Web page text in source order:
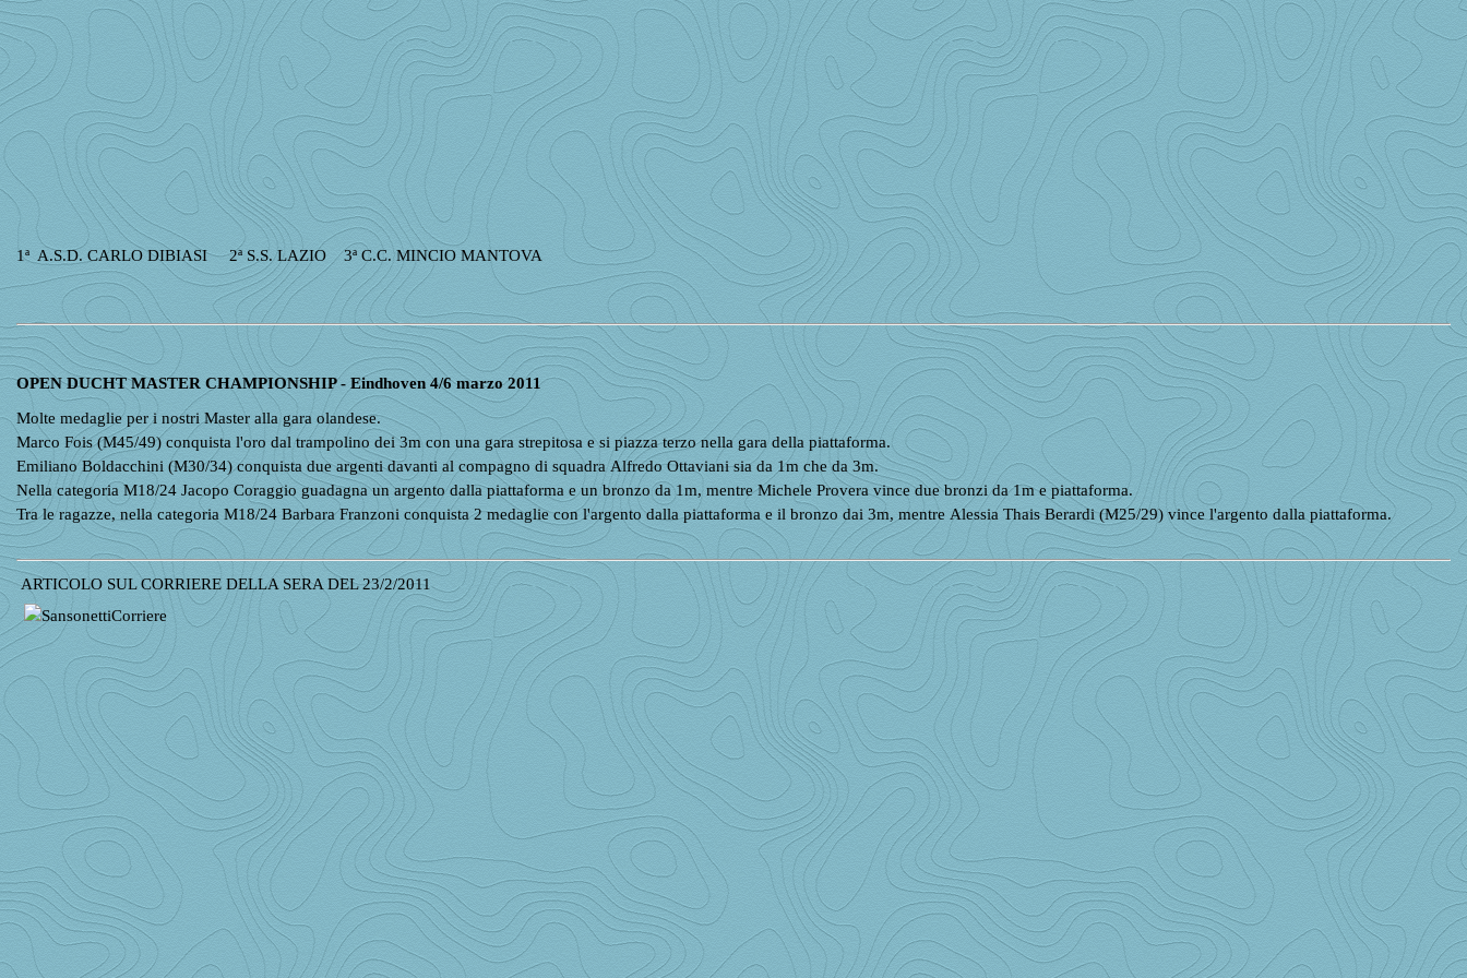
1ª A.S.D. CARLO DIBIASI 2ª S.S. LAZIO 3ª C.C. MINCIO MANTOVA
OPEN DUCHT MASTER CHAMPIONSHIP - Eindhoven 4/6 marzo 2011
Molte medaglie per i nostri Master alla gara olandese.
Marco Fois (M45/49) conquista l'oro dal trampolino dei 3m con una gara strepitosa e si piazza terzo nella gara della piattaforma.
Emiliano Boldacchini (M30/34) conquista due argenti davanti al compagno di squadra Alfredo Ottaviani sia da 1m che da 3m.
Nella categoria M18/24 Jacopo Coraggio guadagna un argento dalla piattaforma e un bronzo da 1m, mentre Michele Provera vince due bronzi da 1m e piattaforma.
Tra le ragazze, nella categoria M18/24 Barbara Franzoni conquista 2 medaglie con l'argento dalla piattaforma e il bronzo dai 3m, mentre Alessia Thais Berardi (M25/29) vince l'argento dalla piattaforma.
ARTICOLO SUL CORRIERE DELLA SERA DEL 23/2/2011